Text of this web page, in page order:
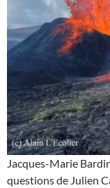
Jacques-Marie
questions de Julien